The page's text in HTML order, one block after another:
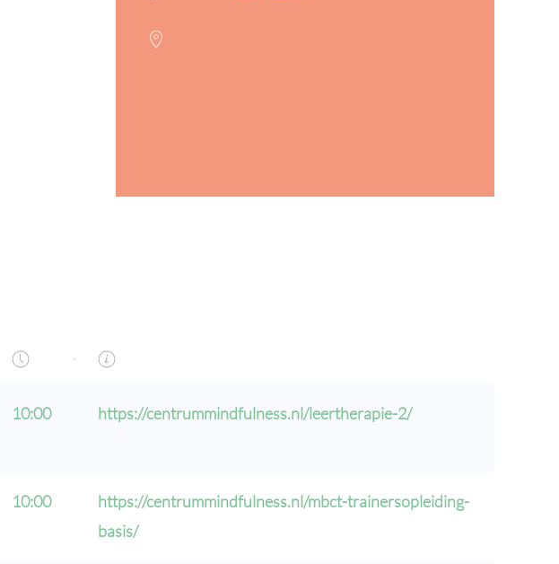
10:00 https://centrummindfulness.nl/leertherapie-2/
10:00
https://centrummindfulness.nl/mbct-trainersopleiding-
basis/